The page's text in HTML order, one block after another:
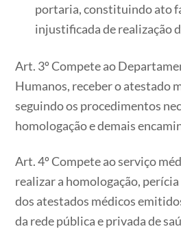
portaria, constituindo ato
injustificada de realização
Art. 3º Compete ao
Humanos, receber o atestado
seguindo os procedimentos
homologação e demais
Art. 4º Compete ao serviço
realizar a homologação,
dos atestados médicos
da rede pública e privada de